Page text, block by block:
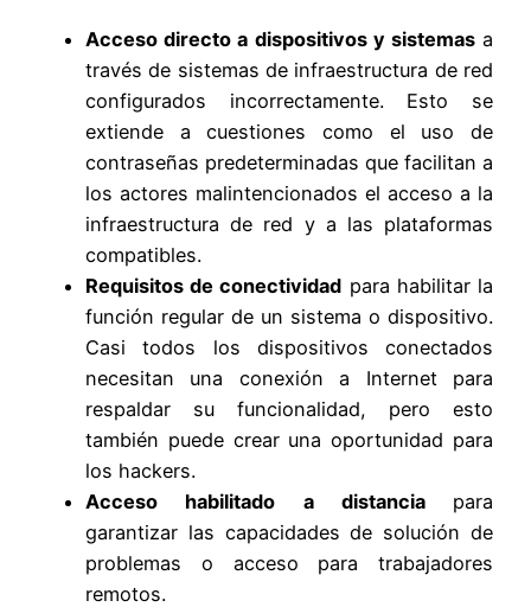
Acceso directo a dispositivos y sistemasa
través de sistemas de infraestructura de red
configurados incorrectamente. Esto se
extiende a cuestiones como el uso de
contraseñas predeterminadas que facilitan a
los actores malintencionados el acceso a la
infraestructura de red y a las plataformas
compatibles.
Requisitos de conectividad para habilitar la
función regular de un sistema o dispositivo.
Casi todos los dispositivos conectados
necesitan una conexión a Internet para
respaldar su funcionalidad, pero esto
también puede crear una oportunidad para
los hackers.
Acceso habilitado a distancia para
garantizar las capacidades de solución de
problemas o acceso para trabajadores
remotos.